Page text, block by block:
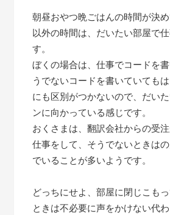
朝昼おやつ晩ごはんの時間が決
以外の時間は、だいたい部屋で
す。
ぼくの場合は、仕事でコードを
うでないコードを書いていても
にも区別がつかないので、だい
ンに向かっている感じです。
おくさまは、翻訳会社からの受
仕事をして、そうでないときは
でいることが多いようです。
どっちにせよ、部屋に閉じこも
ときは不必要に声をかけない代